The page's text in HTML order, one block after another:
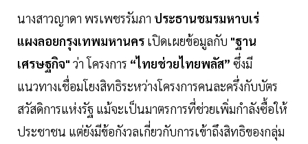
นางสาวญาดา พรเพชรรัมภา ประธานชมรมหาบเร่
แผงลอยกรุงเทพมหานคร เปิดเผยข้อมูลกับ "ฐาน
เศรษฐกิจ" ว่า โครงการ “ไทยช่วยไทยพลัส” ซึ่งมี
แนวทางเชื่อมโยงสิทธิระหว่างโครงการคนละครึ่งกับบัตร
สวัสดิการแห่งรัฐ แม้จะเป็นมาตรการที่ช่วยเพิ่มกำลังซื้อให้
ประชาชน แต่ยังมีข้อกังวลเกี่ยวกับการเข้าถึงสิทธิของกลุ่ม